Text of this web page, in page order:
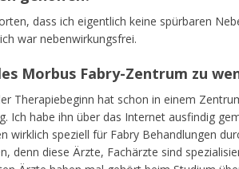
dass ich eigentlich keine spürbaren
war nebenwirkungsfrei.
Morbus Fabry-Zentrum zu
Therapiebeginn hat schon in einem
habe ihn über das Internet ausfindig
wirklich speziell für Fabry Behandlungen
denn diese Ärzte, Fachärzte sind